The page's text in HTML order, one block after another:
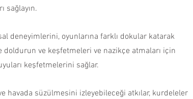
sağlayın.
deneyimlerini, oyunlarına farklı dokular katarak
ve keşfetmeleri ve nazikçe atmaları için
keşfetmelerini sağlar.
havada süzülmesini izleyebileceği atkılar, kurdeleler